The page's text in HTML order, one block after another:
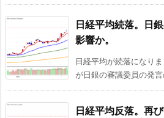
日経平均続落。日
影響か。
日経平均が続落になり
が日銀の審議委員の発
日経平均反落。再